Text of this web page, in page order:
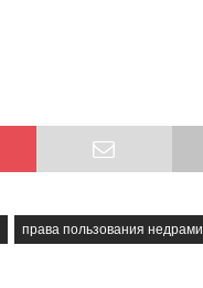
права пользования недрами